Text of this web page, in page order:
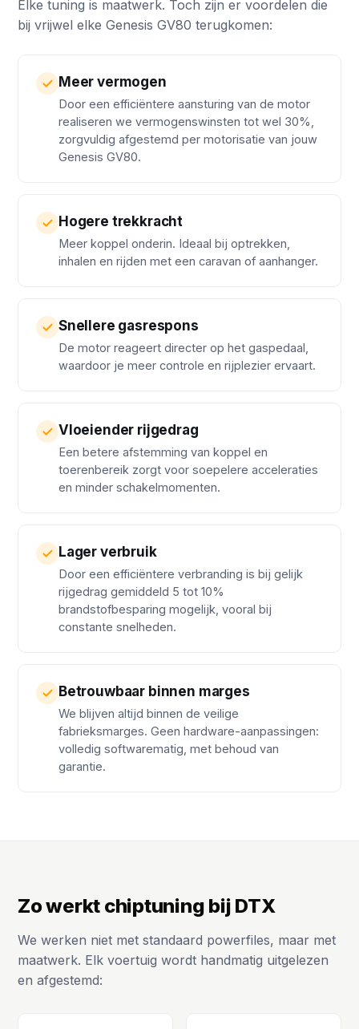
Elke tuning is maatwerk. Toch zijn er voordelen die
bij vrijwel elke Genesis GV80 terugkomen:
Meer vermogen
Door een efficiëntere aansturing van de motor
realiseren we vermogenswinsten tot wel 30%,
zorgvuldig afgestemd per motorisatie van jouw
Genesis GV80.
Hogere trekkracht
Meer koppel onderin. Ideaal bij optrekken,
inhalen en rijden met een caravan of aanhanger.
Snellere gasrespons
De motor reageert directer op het gaspedaal,
waardoor je meer controle en rijplezier ervaart.
Vloeiender rijgedrag
Een betere afstemming van koppel en
toerenbereik zorgt voor soepelere acceleraties
en minder schakelmomenten.
Lager verbruik
Door een efficiëntere verbranding is bij gelijk
rijgedrag gemiddeld 5 tot 10%
brandstofbesparing mogelijk, vooral bij
constante snelheden.
Betrouwbaar binnen marges
We blijven altijd binnen de veilige
fabrieksmarges. Geen hardware-aanpassingen:
volledig softwarematig, met behoud van
garantie.
Zo werkt chiptuning bij DTX
We werken niet met standaard powerfiles, maar met
maatwerk. Elk voertuig wordt handmatig uitgelezen
en afgestemd: